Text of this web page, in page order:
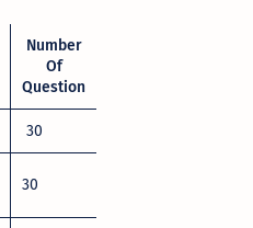
Number
Of
Question
30
30